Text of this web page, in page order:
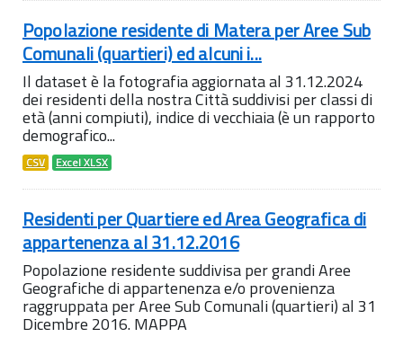
Popolazione residente di Matera per Aree Sub
Comunali (quartieri) ed alcuni i...
Il dataset è la fotografia aggiornata al 31.12.2024
dei residenti della nostra Città suddivisi per classi di
età (anni compiuti), indice di vecchiaia (è un rapporto
demografico...
CSV Excel XLSX
Residenti per Quartiere ed Area Geografica di
appartenenza al 31.12.2016
Popolazione residente suddivisa per grandi Aree
Geografiche di appartenenza e/o provenienza
raggruppata per Aree Sub Comunali (quartieri) al 31
Dicembre 2016. MAPPA